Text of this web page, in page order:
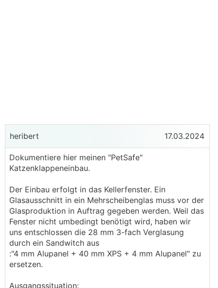
heribert 17.03.2024
Dokumentiere hier meinen "PetSafe"
Katzenklappeneinbau.
Der Einbau erfolgt in das Kellerfenster. Ein
Glasausschnitt in ein Mehrscheibenglas muss vor der
Glasproduktion in Auftrag gegeben werden. Weil das
Fenster nicht umbedingt benötigt wird, haben wir
uns entschlossen die 28 mm 3-fach Verglasung
durch ein Sandwitch aus
:"4 mm Alupanel + 40 mm XPS + 4 mm Alupanel" zu
ersetzen.
Ausgangssituation: